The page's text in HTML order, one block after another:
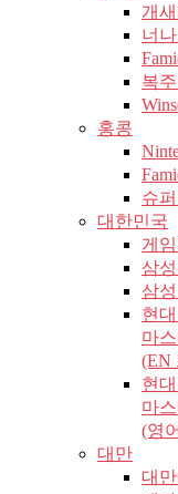
개
너
복
홍콩
슈
대한민국
게
삼
삼
현
마
(EN
현
마
(영
대만
대